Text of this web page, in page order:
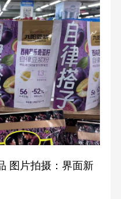
图片拍摄：界面新